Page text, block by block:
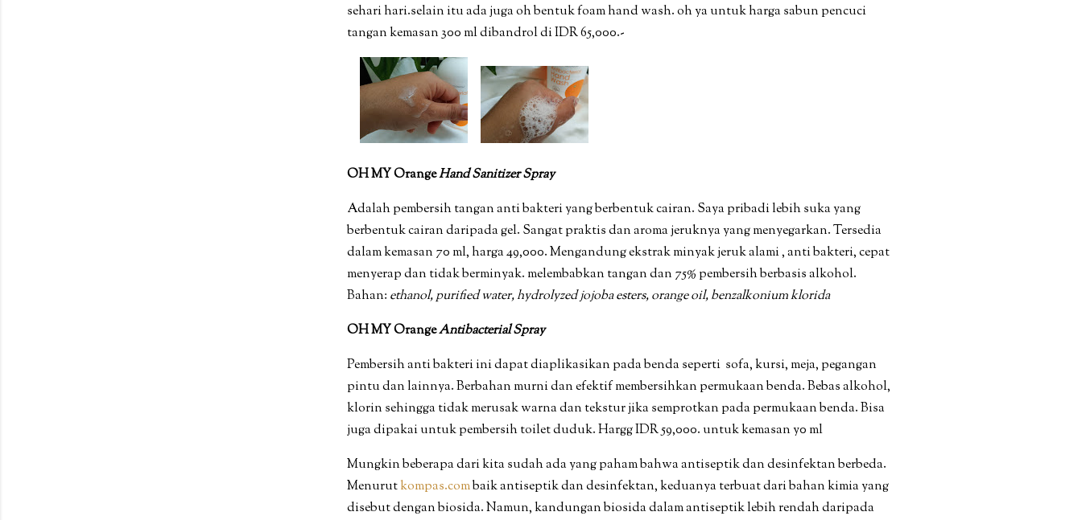
sehari hari.selain itu ada juga oh bentuk foam hand wash. oh ya untuk harga sabun pencuci
tangan kemasan 300 ml dibandrol di IDR 65,000.-
OH MY OrangeHand Sanitizer Spray
Adalah pembersih tangan anti bakteri yang berbentuk cairan. Saya pribadi lebih suka yang
berbentuk cairan daripada gel. Sangat praktis dan aroma jeruknya yang menyegarkan. Tersedia
dalam kemasan 70 ml, harga 49,000. Mengandung ekstrak minyak jeruk alami , anti bakteri, cepat
menyerap dan tidak berminyak. melembabkan tangan dan 75% pembersih berbasis alkohol.
Bahan: ethanol, purified water, hydrolyzed jojoba esters, orange oil, benzalkonium klorida
OH MY OrangeAntibacterial Spray
Pembersih anti bakteri ini dapat diaplikasikan pada benda seperti sofa, kursi, meja, pegangan
pintu dan lainnya. Berbahan murni dan efektif membersihkan permukaan benda. Bebas alkohol,
klorin sehingga tidak merusak warna dan tekstur jika semprotkan pada permukaan benda. Bisa
juga dipakai untuk pembersih toilet duduk. Hargg IDR 59,000. untuk kemasan y0 ml
Mungkin beberapa dari kita sudah ada yang paham bahwa antiseptik dan desinfektan berbeda.
Menurutkompas.combaik antiseptik dan desinfektan, keduanya terbuat dari bahan kimia yang
disebut dengan biosida. Namun, kandungan biosida dalam antiseptik lebih rendah daripada